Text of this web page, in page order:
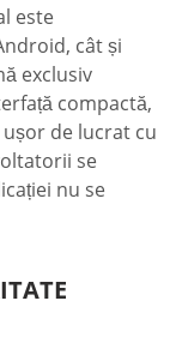
este
cât și
exclusiv
compactă,
de lucrat cu
se
nu se